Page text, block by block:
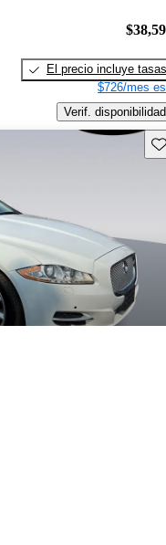
El precio incluye tasas
$726/mes
Verif. disponibilidad